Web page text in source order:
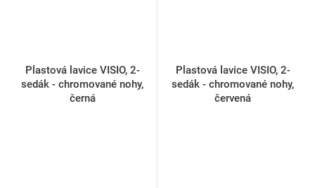
Plastová lavice VISIO, 2-
sedák - chromované nohy,
černá
Plastová lavice VISIO, 2-
sedák - chromované nohy,
červená